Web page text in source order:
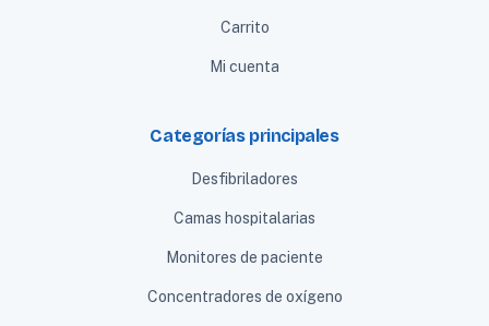
Carrito
Mi cuenta
Categorías principales
Desfibriladores
Camas hospitalarias
Monitores de paciente
Concentradores de oxígeno